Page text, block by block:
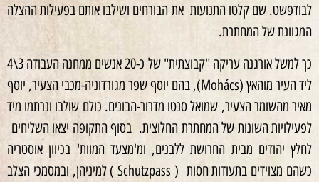
לבודפשט. שם קלטו התנועות את הבורחים ושילבו אותם בפעילות ההצלה
המגוונת של המחתרת.
כך למשל אורגנה עריקה "קבוצתית" של כ-20 אנשים ממחנה העבודה 3\4
ליד העיר מוהאץ (Mohács), בהם יוסף שפר מגורדוניה-מכבי הצעיר, יוסף
מאיר מהשומר הצעיר, שמואל סנטו מדרור-הבונים. כולם שולבו ונרתמו מיד
לפעילויות השונות של המחתרת החלוצית. בסוף התקופה יצאו השליחים
לחלץ יהודים מבית החרושת ללבנים, ומ'מצעד המוות' בכיוון אוסטריה
כשהם מצוידים בתעודות חסות ( Schutzpass ) למיניהן, ובמסמכי הצלב